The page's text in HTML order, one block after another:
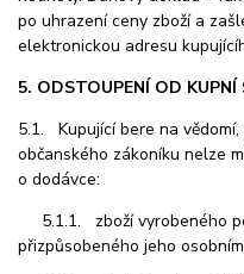
po uhrazení ceny zboží a
elektronickou adresu
5. ODSTOUPENÍ OD KUPNÍ
5.1. Kupující bere na
občanského zákoníku nelze
o dodávce:
5.1.1. zboží vyrobeného
přizpůsobeného jeho